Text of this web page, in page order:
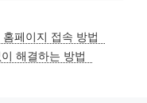
페이지 접속 방법
해결하는 방법